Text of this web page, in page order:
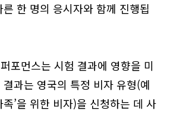
한 명의 응시자와 함께 진행됩
포먼스는 시험 결과에 영향을 미
과는 영국의 특정 비자 유형(예
족’을 위한 비자)을 신청하는 데 사